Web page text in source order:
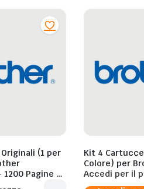
(1 per
1200 Pagine al
Kit 4
Colore)
Accedi per il